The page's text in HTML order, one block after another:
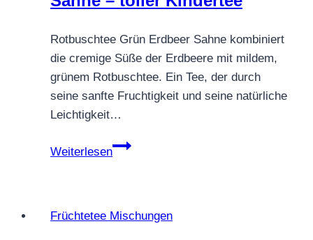
Rotbuschtee Grün Erdbeer Sahne kombiniert
die cremige Süße der Erdbeere mit mildem,
grünem Rotbuschtee. Ein Tee, der durch
seine sanfte Fruchtigkeit und seine natürliche
Leichtigkeit…
Weiterlesen
Rotbuschtee
–
Früchtetee Mischungen